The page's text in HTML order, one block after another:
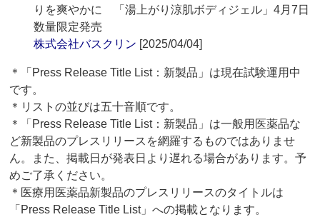
りを爽やかに 「湯上がり涼肌ボディジェル」4月7日
数量限定発売
株式会社バスクリン [2025/04/04]
＊「Press Release Title List：新製品」は現在試験運用中
です。
＊リストの並びは五十音順です。
＊「Press Release Title List：新製品」は一般用医薬品な
ど新製品のプレスリリースを網羅するものではありませ
ん。また、掲載日が発表日より遅れる場合があります。予
めご了承ください。
＊医療用医薬品新製品のプレスリリースのタイトルは
「Press Release Title List」への掲載となります。